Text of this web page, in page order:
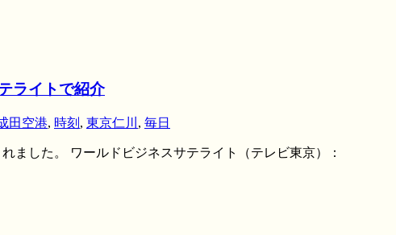
ライトで紹介
田空港, 時刻 , 東京仁川 , 毎日
ました。 ワールドビジネスサテライト（テレビ東京）：